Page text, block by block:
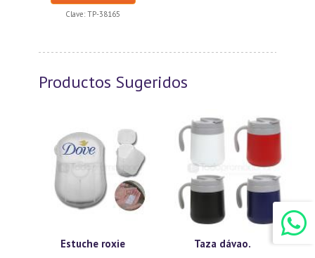
Clave: TP-38165
Productos Sugeridos
Estuche roxie Taza dávao.